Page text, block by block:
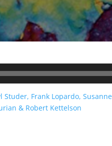
Studer, Frank Lopardo,
& Robert Kettelson